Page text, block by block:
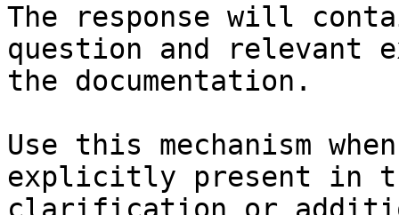
The response will
question and relevant
the documentation.
Use this mechanism
explicitly present in